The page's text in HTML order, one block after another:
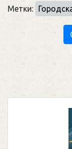
Метки: